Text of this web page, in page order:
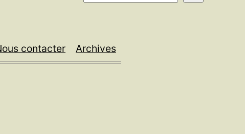
e
r
contacter Archives